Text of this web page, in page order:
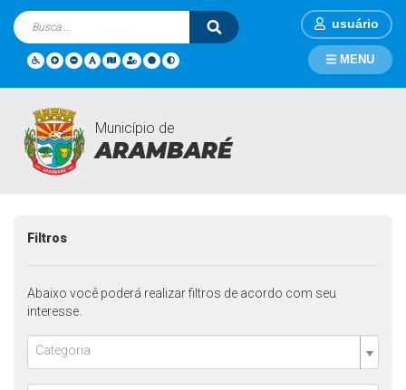
usuário
Município de
ARAMBARÉ
MENU
Notícias
Filtros
Abaixo você poderá realizar filtros de acordo com seu
interesse.
Categoria